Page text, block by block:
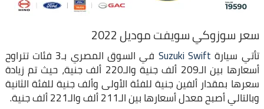
سعر سوزوكي سويفت موديل 2022
تأتي سيارة Suzuki Swift في السوق المصري بـ3 فئات تتراوح
أسعارها بين الـ209 ألف جنية والـ220 ألف جنية، حيث تم زيادة
سعرها بمقدار ألفين جنية للفئة الأولى وألف جنية للفئة الثانية
وبالتالي أصبح معدل أسعارها بين الـ211 ألف والـ221 ألف جنية.